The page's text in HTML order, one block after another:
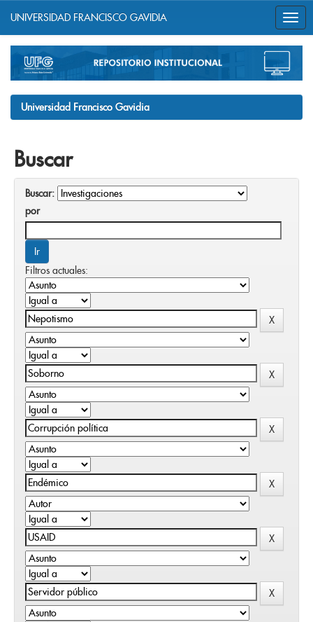
navigation
UNIVERSIDAD FRANCISCO GAVIDIA
Universidad Francisco Gavidia
Buscar
Buscar:
por
Filtros actuales: